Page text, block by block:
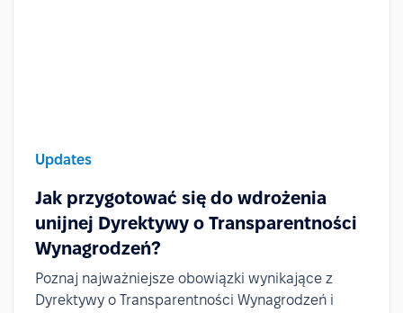
Updates
Jak przygotować się do wdrożenia
unijnej Dyrektywy o Transparentności
Wynagrodzeń?
Poznaj najważniejsze obowiązki wynikające z
Dyrektywy o Transparentności Wynagrodzeń i